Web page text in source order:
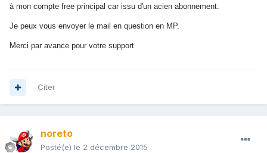
à mon compte free principal car issu d'un acien abonnement.
Je peux vous envoyer le mail en question en MP.
Merci par avance pour votre support
Citer
noreto
Posté(e) le 2 décembre 2015